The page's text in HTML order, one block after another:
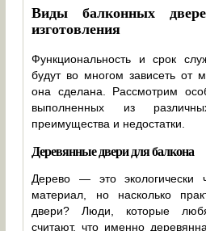
Виды балконных
изготовления
Функциональность и срок
будут во многом зависеть от
она сделана. Рассмотрим
выполненных из
преимущества и недостатки.
Деревянные двери для балкона
Дерево — это экологически
материал, но насколько
двери? Люди, которые
считают, что именно